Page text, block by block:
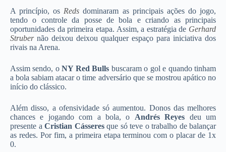
A princípio, os Reds dominaram as principais ações do jogo,
tendo o controle da posse de bola e criando as principais
oportunidades da primeira etapa. Assim, a estratégia de Gerhard
Strubernão deixou deixou qualquer espaço para iniciativa dos
rivais na Arena.
Assim sendo, oNY Red Bulls buscaram o gol e quando tinham
a bola sabiam atacar o time adversário que se mostrou apático no
início do clássico.
Além disso, a ofensividade só aumentou. Donos das melhores
chances e jogando com a bola, o Andrés Reyes deu um
presente a Cristian Cásseresque só teve o trabalho de balançar
as redes. Por fim, a primeira etapa terminou com o placar de 1x
0.